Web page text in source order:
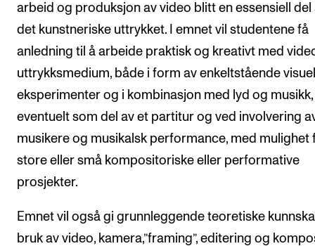
arbeid og produksjon av video blitt en essensiell del
det kunstneriske uttrykket. I emnet vil studentene få
anledning til å arbeide praktisk og kreativt med
uttrykksmedium, både i form av enkeltstående
eksperimenter og i kombinasjon med lyd og musikk,
eventuelt som del av et partitur og ved involvering
musikere og musikalsk performance, med mulighet
store eller små kompositoriske eller performative
prosjekter.
Emnet vil også gi grunnleggende teoretiske
bruk av video, kamera,”framing”, editering og